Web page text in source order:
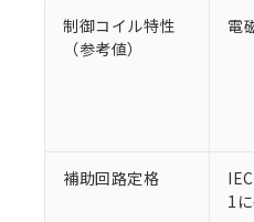
制御コイル特性
（参考値）
電
補助回路定格
1